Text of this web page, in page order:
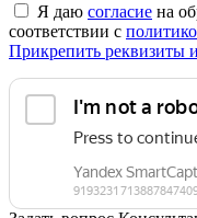
Я даю согласие на
соответствии с
Прикрепить реквизиты